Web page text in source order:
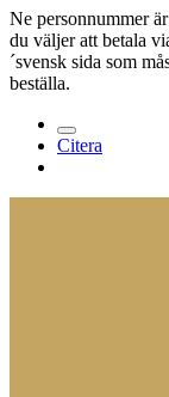
Ne personnummer
du väljer att betala
´svensk sida som
beställa.
Citera